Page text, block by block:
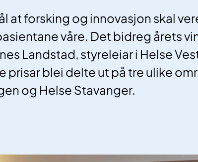
at forsking og innovasjon skal
våre. Det bidreg årets
Landstad, styreleiar i Helse
prisar blei delte ut på tre ulike
og Helse Stavanger.